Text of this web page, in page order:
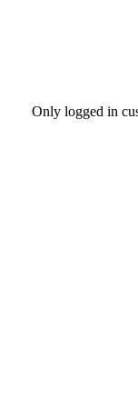
Only logged in